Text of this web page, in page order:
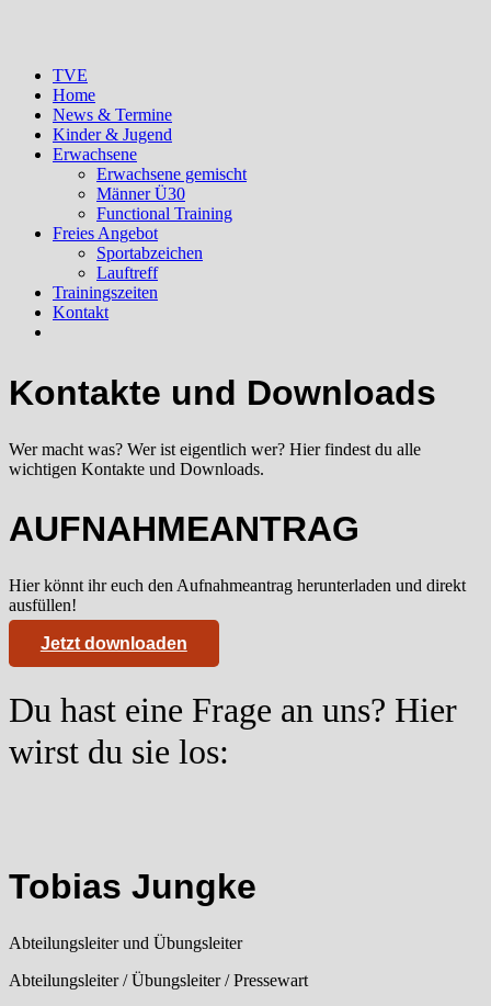
TVE
Home
News & Termine
Kinder & Jugend
Erwachsene
Erwachsene gemischt
Männer Ü30
Functional Training
Freies Angebot
Sportabzeichen
Lauftreff
Trainingszeiten
Kontakt
Kontakte und Downloads
Wer macht was? Wer ist eigentlich wer? Hier findest du alle
wichtigen Kontakte und Downloads.
AUFNAHMEANTRAG
Hier könnt ihr euch den Aufnahmeantrag herunterladen und direkt
ausfüllen!
Jetzt downloaden
Du hast eine Frage an uns? Hier
wirst du sie los:
Tobias Jungke
Abteilungsleiter und Übungsleiter
Abteilungsleiter / Übungsleiter / Pressewart